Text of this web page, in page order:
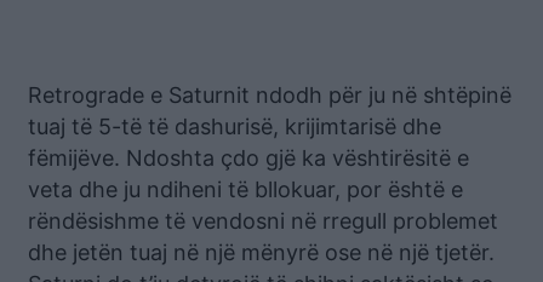
Retrograde e Saturnit ndodh për ju në shtëpinë
tuaj të 5-të të dashurisë, krijimtarisë dhe
fëmijëve. Ndoshta çdo gjë ka vështirësitë e
veta dhe ju ndiheni të bllokuar, por është e
rëndësishme të vendosni në rregull problemet
dhe jetën tuaj në një mënyrë ose në një tjetër.